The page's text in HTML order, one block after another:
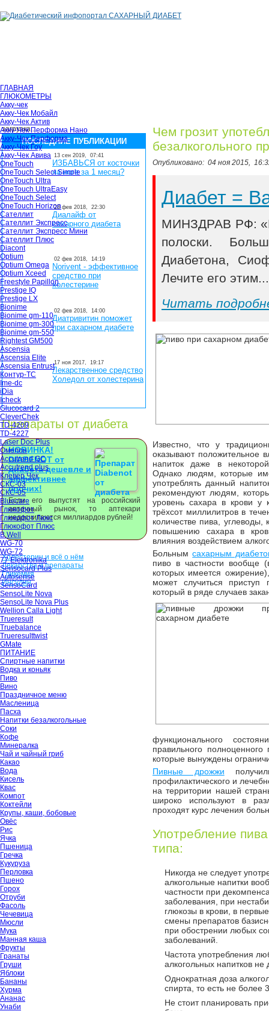
ГЛАВНАЯ
ГЛЮКОМЕТРЫ
Акку-чек
Акку-Чек Мобайл
Акку-Чек Актив
Акку-Чек Перформа Нано
Акку-Чек Перформа
Акку-Чек Гоу
Акку-Чек Авива
OneTouch
OneTouch Select Simple
OneTouch Ultra
OneTouch UltraEasy
OneTouch Select
OneTouch Horizon
Сателлит
Сателлит Экспресс
Сателлит Экспресс Мини
Сателлит Плюс
Diacont
Optium
Optium Omega
Optium Xceed
Freestyle Papillon
Prestige IQ
Prestige LX
Bionime
Bionime gm-110
Bionime gm-300
Bionime gm-550
Rightest GM500
Ascensia
Ascensia Elite
Ascensia Entrust
Контур-ТС
Ime-dc
iDia
Icheck
Glucocard 2
CleverChek
TD-4209
TD-4227
Laser Doc Plus
Омелон
Accutrend GC
Accutrend plus
Клевер Чек
СКС-03
СКС-05
Bluecare
Глюкофот
Глюкофот Люкс
Глюкофот Плюс
B.Well
WG-70
WG-72
77 Elektronika
Sensocard Plus
Autosense
SensoCard
SensoLite Nova
SensoLite Nova Plus
Wellion Calla Light
Trueresult
Truebalance
Trueresulttwist
GMate
ПИТАНИЕ
Спиртные напитки
Водка и коньяк
Пиво
Вино
Праздничное меню
Масленица
Пасха
Напитки безалкогольные
Соки
Кофе
Минералка
Чай и чайный гриб
Какао
Вода
Кисель
Квас
Компот
Коктейли
Крупы, каши, бобовые
Овёс
Рис
Ячка
Пшеница
Гречка
Кукуруза
Перловка
Пшено
Горох
Отруби
Фасоль
Чечевица
Мюсли
Мука
Манная каша
Фрукты
Гранаты
Груши
Яблоки
Бананы
Хурма
Ананас
Унаби
загрузка...
ПОСЛЕДНИЕ ПУБЛИКАЦИИ
13 сен 2019, 07:41
ИЗБАВЬСЯ от косточки
на ноге за 1 месяц?
28 фев 2018, 22:30
Диалайф от
сахарного диабета
02 фев 2018, 14:19
Norivent - эффективное
средство при
холестерине
02 фев 2018, 14:00
Диатривитин поможет
при сахарном диабете
17 ноя 2017, 19:17
Лекарственное средство
Холедол от холестерина
Препараты от диабета
НОВИНКА!
DIABENOT от
диабета дешевле и
эффективнее
прочих!
Если его выпустят на российский
аптечный рынок, то аптекари
недосчитаются миллиардов рублей!
Холестерин и всё о нём
Лекарства и препараты
Гликемия
Инсулин
Чем грозит
безалкогольного
Опубликовано: 04 ноя 2015,
Диабет =
МИНЗДРАВ РФ:
полоски.
Диабетона,
Лечите его
Читать
Известно, что у
оказывают положительное
напиток даже в
Однако людям, которые
употреблять данный
рекомендуют людям,
уровень сахара в крови
трёхсот миллилитров в
количестве пива,
повышению сахара в
влияния воздействием
Больнымсахарным
пиво в частности вообще
которых имеется
может случиться приступ
который в ряде случаев
функционального
правильного
которые вынуждены
Пивные дрожжи
профилактического и
на территории нашей
широко используют в
проходят курс лечения
Употребление
типа:
Никогда не следует
алкогольные напитки
частности при
заболевания, при
глюкозы в крови, в
смены препаратов
при обострении любых
заболеваний.
Частота употребления
алкогольных напитков
Однократная доза
спирта, то есть не более
Не стоит планировать